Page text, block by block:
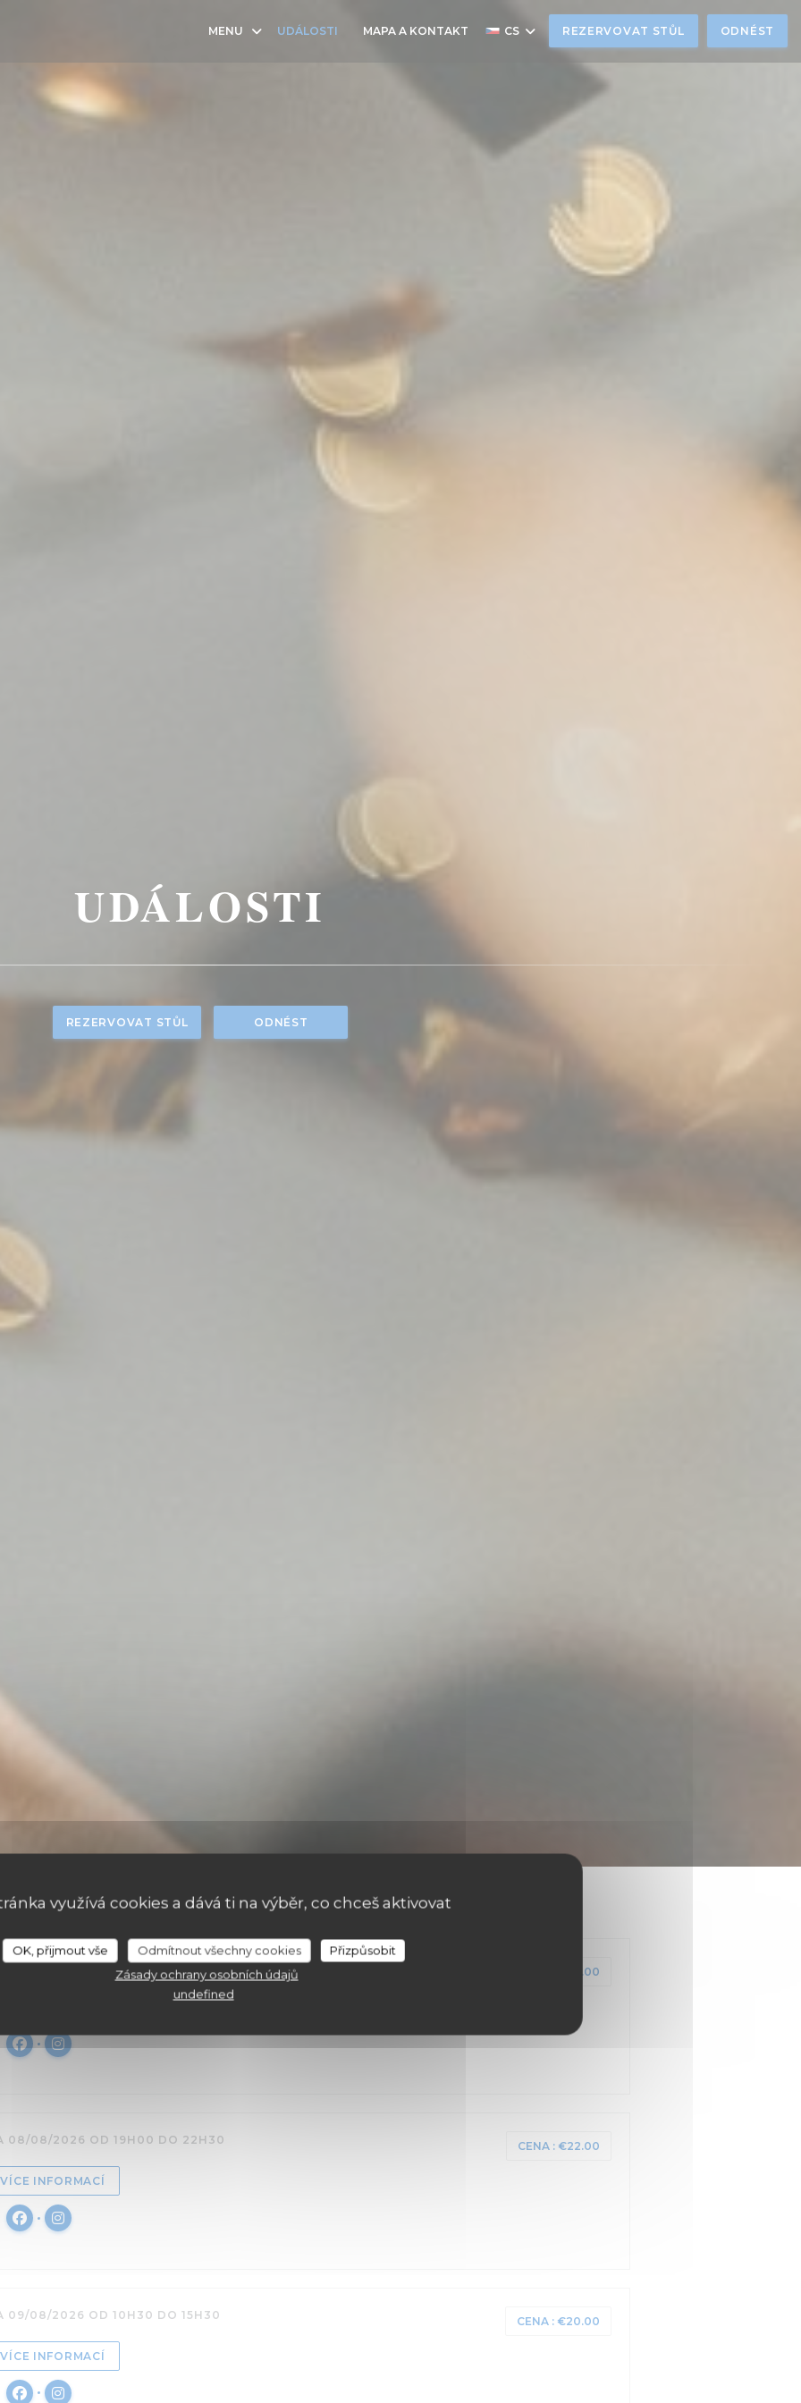
využívá cookies a dává ti na výběr, co chceš aktivovat
OK, přijmout vše Odmítnout všechny cookies
Přizpůsobit
Zásady ochrany osobních údajů
undefined
MENU UDÁLOSTI ((OTEVŘE SE V NOVÉM OKNĚ))
MAPA A KONTAKT CS REZERVOVAT STŮL ODNÉST
UDÁLOSTI
REZERVOVAT STŮL ODNÉST
07/08/2026 OD 19H00 DO 22H30 CENA : €18.00
Facebook ((otevře se v novém okně))
Instagram ((otevře se v novém okně))
08/08/2026 OD 19H00 DO 22H30 CENA : €22.00
VÍCE INFORMACÍ
Facebook ((otevře se v novém okně))
Instagram ((otevře se v novém okně))
09/08/2026 OD 10H30 DO 15H30 CENA : €20.00
VÍCE INFORMACÍ((OTEVŘE SE V NOVÉM OKNĚ))